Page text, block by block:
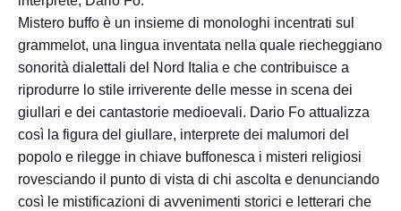
Mistero buffo è un insieme di monologhi incentrati sul
grammelot, una lingua inventata nella quale riecheggiano
sonorità dialettali del Nord Italia e che contribuisce a
riprodurre lo stile irriverente delle messe in scena dei
giullari e dei cantastorie medioevali. Dario Fo attualizza
così la figura del giullare, interprete dei malumori del
popolo e rilegge in chiave buffonesca i misteri religiosi
rovesciando il punto di vista di chi ascolta e denunciando
così le mistificazioni di avvenimenti storici e letterari che